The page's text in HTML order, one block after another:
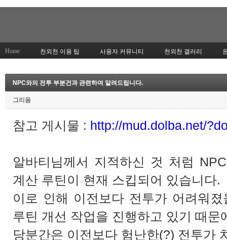
Home 천외천 이용 팁 사용자 커뮤니티 천외천 갤러리
NPC와의 전투 부분건과 관련하여 알려드립니다.
그리움
참고 게시물 : http://mud.dolba.net/
알바티님께서 지적하신 것 처럼
계산 루틴이 현재 스킵되어 있습니다.
이로 인해 이전보다 전투가 어려워
루틴 개선 작업을 진행하고 있기 때문
당분간은 이전보다 험난한(?) 전투가